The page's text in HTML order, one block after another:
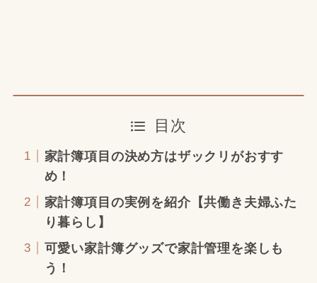
目次
家計簿項目の決め方はザックリがおすす
め！
家計簿項目の実例を紹介【共働き夫婦ふた
り暮らし】
可愛い家計簿グッズで家計管理を楽しも
う！